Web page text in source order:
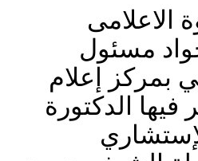
الاعلامى
مسئول
بمركز إعلام
الدكتورة